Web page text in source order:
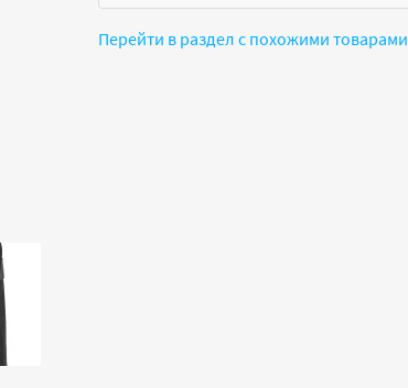
Перейти в раздел с похожими товарами